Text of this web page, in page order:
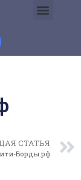
СТАТЬЯ
Борды.рф